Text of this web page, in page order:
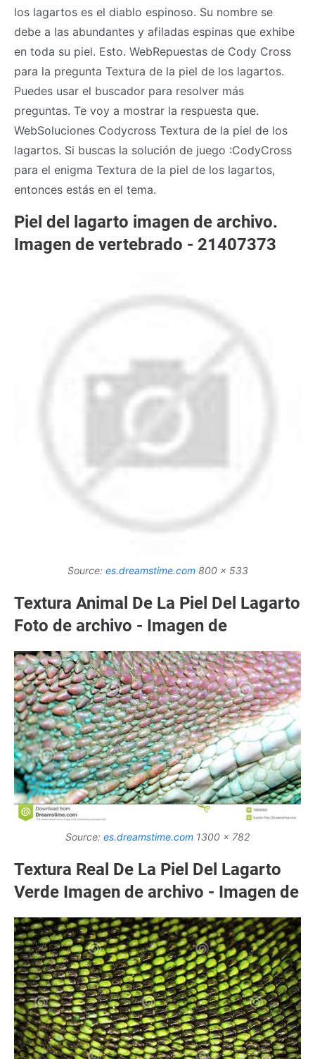
los lagartos es el diablo espinoso. Su nombre se
debe a las abundantes y afiladas espinas que exhibe
en toda su piel. Esto. WebRepuestas de Cody Cross
para la pregunta Textura de la piel de los lagartos.
Puedes usar el buscador para resolver más
preguntas. Te voy a mostrar la respuesta que.
WebSoluciones Codycross Textura de la piel de los
lagartos. Si buscas la solución de juego :CodyCross
para el enigma Textura de la piel de los lagartos,
entonces estás en el tema.
Piel del lagarto imagen de archivo.
Imagen de vertebrado - 21407373
Source: es.dreamstime.com800 x 533
Textura Animal De La Piel Del Lagarto
Foto de archivo - Imagen de
Source: es.dreamstime.com 1300 x 782
Textura Real De La Piel Del Lagarto
Verde Imagen de archivo - Imagen de